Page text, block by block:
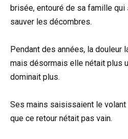
brisée, entouré de sa famille
sauver les décombres.
Pendant des années, la douleur
mais désormais elle nétait plus
dominait plus.
Ses mains saisissaient le volant
que ce retour nétait pas vain.